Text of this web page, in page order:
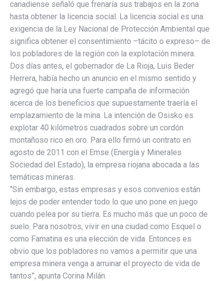
canadiense señaló que frenaría sus trabajos en la zona
hasta obtener la licencia social. La licencia social es una
exigencia de la Ley Nacional de Protección Ambiental que
significa obtener el consentimiento –tácito o expreso– de
los pobladores de la región con la explotación minera.
Dos días antes, el gobernador de La Rioja, Luis Beder
Herrera, había hecho un anuncio en el mismo sentido y
agregó que haría una fuerte campaña de información
acerca de los beneficios que supuestamente traería el
emplazamiento de la mina. La intención de Osisko es
explotar 40 kilómetros cuadrados sobre un cordón
montañoso rico en oro. Para ello firmó un contrato en
agosto de 2011 con el Emse (Energía y Minerales
Sociedad del Estado), la empresa riojana abocada a las
temáticas mineras.
“Sin embargo, estas empresas y esos convenios están
lejos de poder entender todo lo que uno pone en juego
cuando pelea por su tierra. Es mucho más que un poco de
suelo. Para nosotros, vivir en una ciudad como Esquel o
como Famatina es una elección de vida. Entonces es
obvio que los pobladores no vamos a permitir que una
empresa minera venga a arruinar el proyecto de vida de
tantos”, apunta Corina Milán.